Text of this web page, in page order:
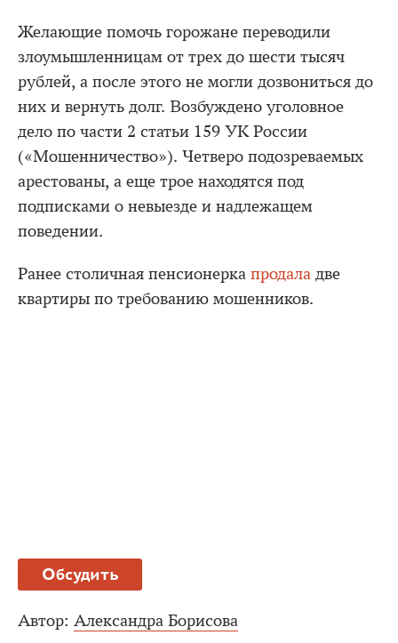
Желающие помочь горожане переводили
злоумышленницам от трех до шести тысяч
рублей, а после этого не могли дозвониться до
них и вернуть долг. Возбуждено уголовное
дело по части 2 статьи 159 УК России
(«Мошенничество»). Четверо подозреваемых
арестованы, а еще трое находятся под
подписками о невыезде и надлежащем
поведении.
Ранее столичная пенсионерка продала две
квартиры по требованию мошенников.
Обсудить
Автор: Александра Борисова